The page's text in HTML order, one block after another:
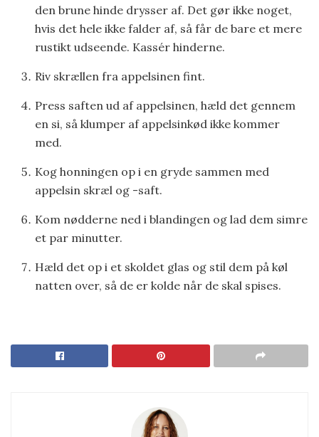
den brune hinde drysser af. Det gør ikke noget,
hvis det hele ikke falder af, så får de bare et mere
rustikt udseende. Kassér hinderne.
Riv skrællen fra appelsinen fint.
Press saften ud af appelsinen, hæld det gennem
en si, så klumper af appelsinkød ikke kommer
med.
Kog honningen op i en gryde sammen med
appelsin skræl og -saft.
Kom nødderne ned i blandingen og lad dem simre
et par minutter.
Hæld det op i et skoldet glas og stil dem på køl
natten over, så de er kolde når de skal spises.